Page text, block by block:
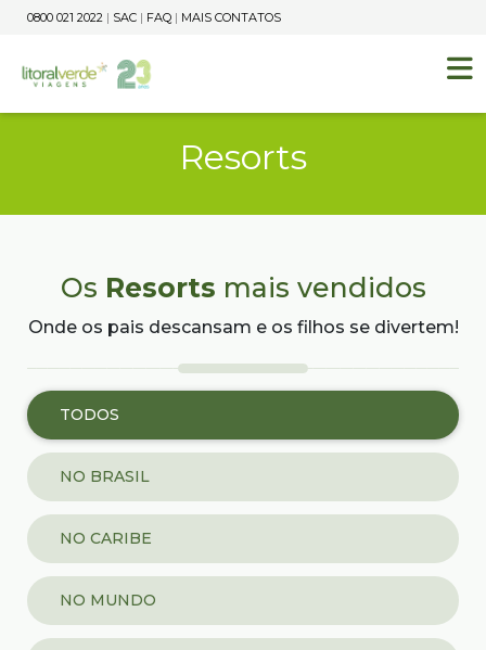
0800 021 2022 | SAC | FAQ | MAIS CONTATOS
Resorts
Os Resorts mais vendidos
Onde os pais descansam e os filhos se divertem!
TODOS
NO BRASIL
NO CARIBE
NO MUNDO